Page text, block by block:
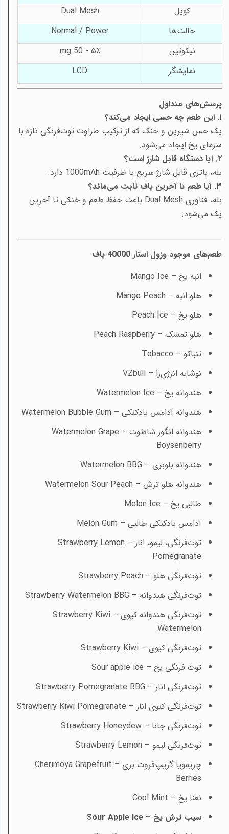
کویل
Dual Mesh
حالت‌ها
Normal / Power
نیکوتین
۵٪ - 50
mg
نمایشگر
LCD
پرسش‌های متداول
۱. این طعم چه حسی ایجاد می‌کند؟
یک حس شیرین و خنک که از ترکیب طراوت توت‌فرنگی تازه با
سرمای یخ ایجاد می‌شود.
۲. آیا دستگاه قابل شارژ است؟
بله، باتری قابل شارژ سریع با ظرفیت 1000mAh دارد.
۳. آیا طعم تا آخرین پاف ثابت می‌ماند؟
بله، فناوری Dual Mesh باعث حفظ طعم و خنکی تا آخرین
پک می‌شود.
طعم‌های موجود وزول استار 40000 پاف
انبه یخ – Mango Ice
هلو انبه – Mango Peach
هلو یخ – Peach Ice
هلو تمشک – Peach Raspberry
تنباکو – Tobacco
نوشابه انرژی‌زا – VZbull
هندوانه یخ – Watermelon Ice
هندوانه آدامس بادکنکی – Watermelon Bubble Gum
هندوانه انگور شاه‌توت – Watermelon Grape
Boysenberry
هندوانه بلوبری – Watermelon BBG
هندوانه هلو ترش – Watermelon Sour Peach
طالبی یخ – Melon Ice
آدامس بادکنکی طالبی – Melon Gum
توت‌فرنگی، لیمو، انار – Strawberry Lemon
Pomegranate
توت‌فرنگی هلو – Strawberry Peach
توت‌فرنگی هندوانه – Strawberry Watermelon BBG
توت‌فرنگی هندوانه کیوی – Strawberry Kiwi
Watermelon
توت‌فرنگی کیوی – Strawberry Kiwi
توت فرنگی یخ – Sour apple ice
توت‌فرنگی انار – Strawberry Pomegranate BBG
توت‌فرنگی کیوی انار – Strawberry Kiwi Pomegranate
توت‌فرنگی جانا – Strawberry Honeydew
توت‌فرنگی لیمو – Strawberry Lemon
چریمویا گریپ‌فروت بری – Cherimoya Grapefruit
Berries
نعنا یخ – Cool Mint
سیب ترش یخ – Sour Apple Ice